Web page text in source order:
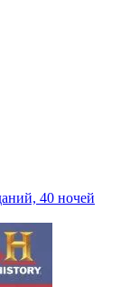
40 ночей